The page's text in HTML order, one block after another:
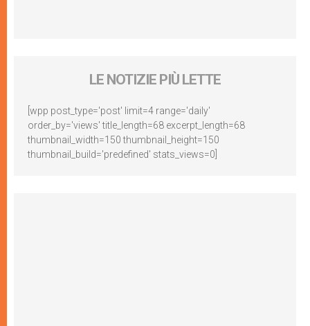
LE NOTIZIE PIÙ LETTE
[wpp post_type='post' limit=4 range='daily'
order_by='views' title_length=68 excerpt_length=68
thumbnail_width=150 thumbnail_height=150
thumbnail_build='predefined' stats_views=0]